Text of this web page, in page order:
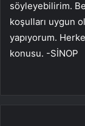
söyleyebilirim.
koşulları uygun
yapıyorum.
konusu. -SİNOP